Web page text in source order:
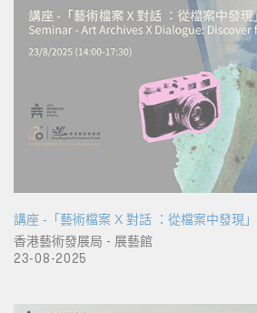
講座 -「藝術檔案 X 對話 ：從檔案中發現」
香港藝術發展局 - 展藝館
23-08-2025